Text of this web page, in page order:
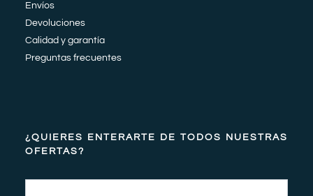
Envíos
Devoluciones
Calidad y garantía
Preguntas frecuentes
¿QUIERES ENTERARTE DE TODOS NUESTRAS
OFERTAS?